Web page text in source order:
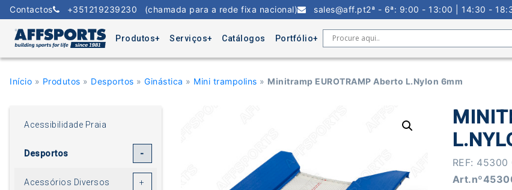
Skip
Contactos +351219239230 (chamada para a rede fixa nacional) sales@aff.pt2ª - 6ª: 9:00 - 13:00 | 14:30 -
Produtos Serviços Catálogos Portfólio
Início » Produtos » Desportos » Ginástica » Mini trampolins » Minitramp EUROTRAMP Aberto L.Nylon 6mm
REF: 45300
Acessibilidade Praia
Desportos
Acessórios Diversos